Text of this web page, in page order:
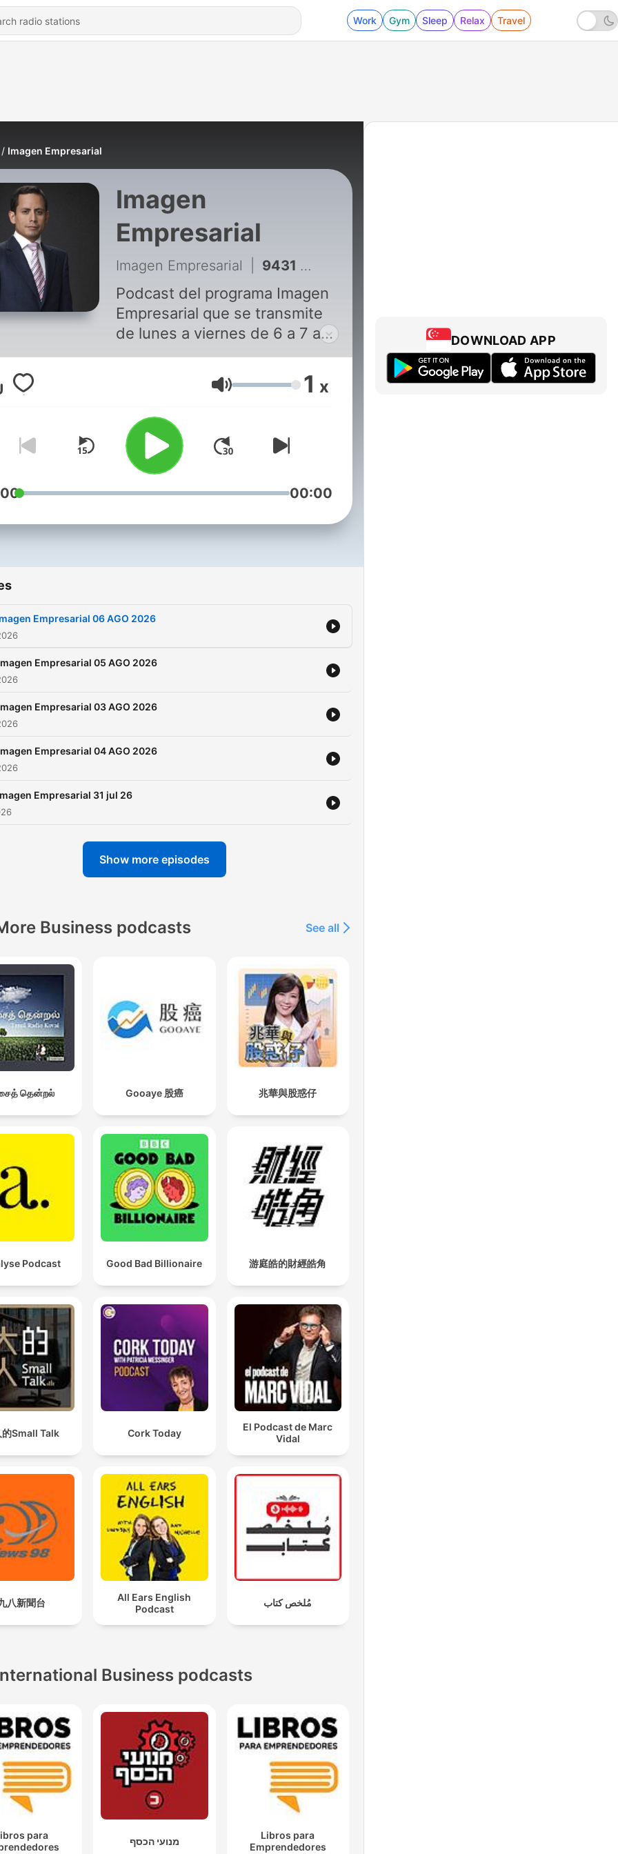
Work Gym Sleep Relax Travel
Imagen Empresarial
Imagen
Empresarial
Imagen Empresarial 9431 - Imagen Empresarial 06 AGO 2026
Podcast del programa Imagen
Empresarial que se transmite
de lunes a viernes de 6 a 7 am
por la estación Imagen 90.5
desde la Ciudad de México.
Volume 1 x
00:00
Empresarial 06 AGO 2026
Empresarial 05 AGO 2026
Empresarial 03 AGO 2026
Empresarial 04 AGO 2026
Empresarial 31 jul 26
Show more episodes
Business podcasts See all
தென்றல் Gooaye 股癌 兆華與股惑仔
Podcast Good Bad Billionaire 游庭皓的財經皓角
的Small Talk Cork Today
El Podcast de Marc
Vidal
八新聞台
All Ears English
Podcast
مُلخص كتاب
Business podcasts
para
מנועי הכסף
Libros para
Emprendedores
DOWNLOAD APP